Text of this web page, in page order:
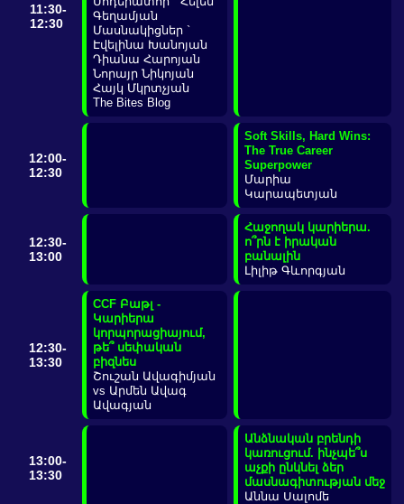
11:30-
12:30
Գեղամյան
Մասնակիցներ `
Էվելինա Խանոյան
Դիանա Հարոյան
Նորայր Նիկոյան
Հայկ Մկրտչյան
The Bites Blog
12:00-
12:30
Soft Skills, Hard Wins:
The True Career
Superpower
Մարիա
Կարապետյան
12:30-
13:00
Հաջողակ կարիերա.
ո՞րն է իրական
բանալին
Լիլիթ Գևորգյան
12:30-
13:30
CCF Բաթլ -
Կարիերա
կորպորացիայում,
թե՞ սեփական
բիզնես
Շուշան Ավագիմյան
vs Արմեն Ավագ
Ավագյան
13:00-
13:30
Անձնական բրենդի
կառուցում. ինչպե՞ս
աչքի ընկնել ձեր
մասնագիտության մեջ
Աննա Սալոմե